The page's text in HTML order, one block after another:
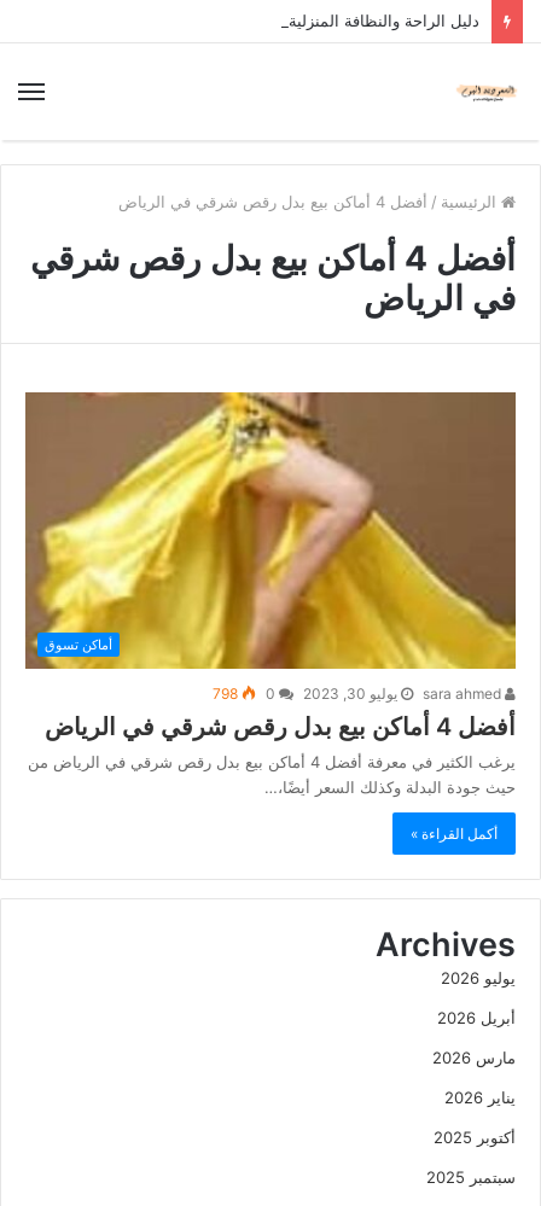
دليل الراحة والنظافة المنزلية
الرئيسية / أفضل 4 أماكن بيع بدل رقص شرقي في الرياض
أفضل 4 أماكن بيع بدل رقص شرقي
في الرياض
أماكن تسوق
يوليو 30, 2023 798
أفضل 4 أماكن بيع بدل رقص شرقي في الرياض
يرغب الكثير في معرفة أفضل 4 أماكن بيع بدل رقص شرقي في الرياض من
حيث جودة البدلة وكذلك السعر أيضًا،…
أكمل القراءة »
Archives
يوليو 2026
أبريل 2026
مارس 2026
يناير 2026
أكتوبر 2025
سبتمبر 2025